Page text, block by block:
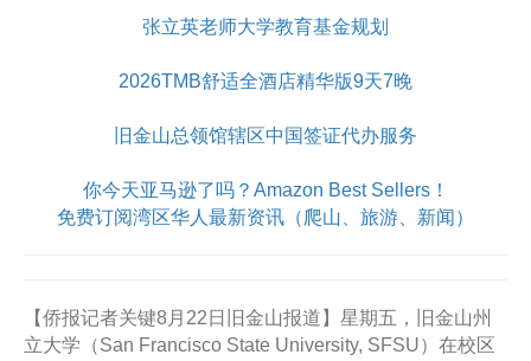
张立英老师大学教育基金规划
2026TMB舒适全酒店精华版9天7晚
旧金山总领馆辖区中国签证代办服务
你今天亚马逊了吗？Amazon Best Sellers！
免费订阅湾区华人最新资讯（爬山、旅游、新闻）
【侨报记者关键8月22日旧金山报道】星期五，旧金山州
立大学（San Francisco State University, SFSU）在校区